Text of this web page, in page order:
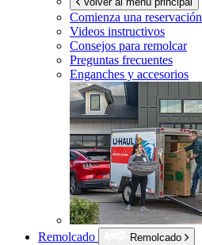
Comienza una reservación
Videos instructivos
Consejos para remolcar
Preguntas frecuentes
Enganches y accesorios
Remolcado
Remolcado